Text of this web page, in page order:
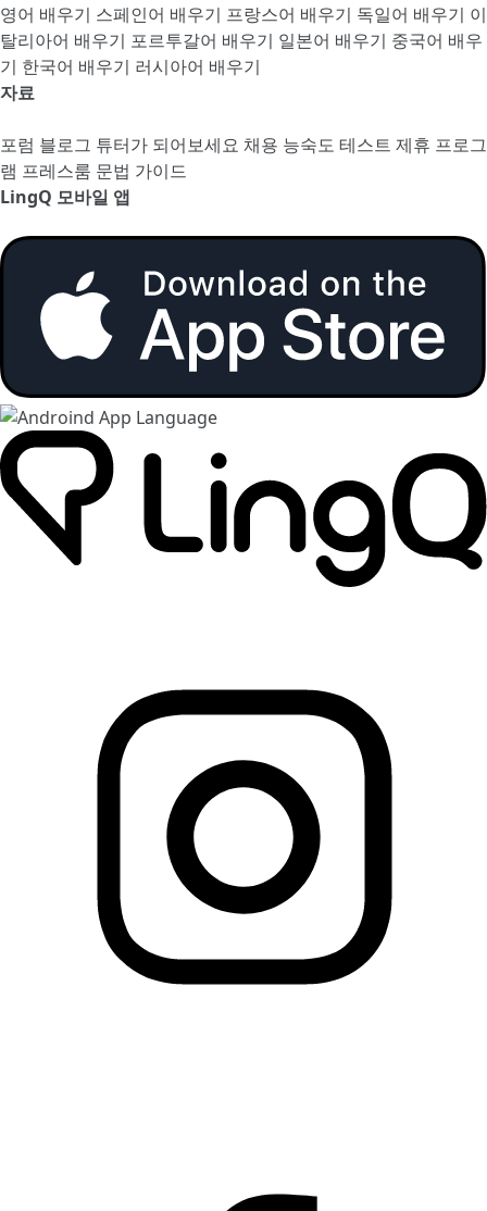
영어 배우기 스페인어 배우기 프랑스어 배우기 독일어 배우기 이
탈리아어 배우기 포르투갈어 배우기 일본어 배우기 중국어 배우
기 한국어 배우기 러시아어 배우기
자료
포럼 블로그 튜터가 되어보세요 채용 능숙도 테스트 제휴 프로그
램 프레스룸 문법 가이드
LingQ 모바일 앱